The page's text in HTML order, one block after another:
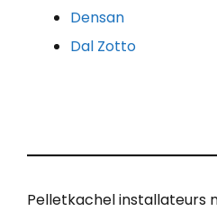
Densan
Dal Zotto
Pelletkachel installateurs